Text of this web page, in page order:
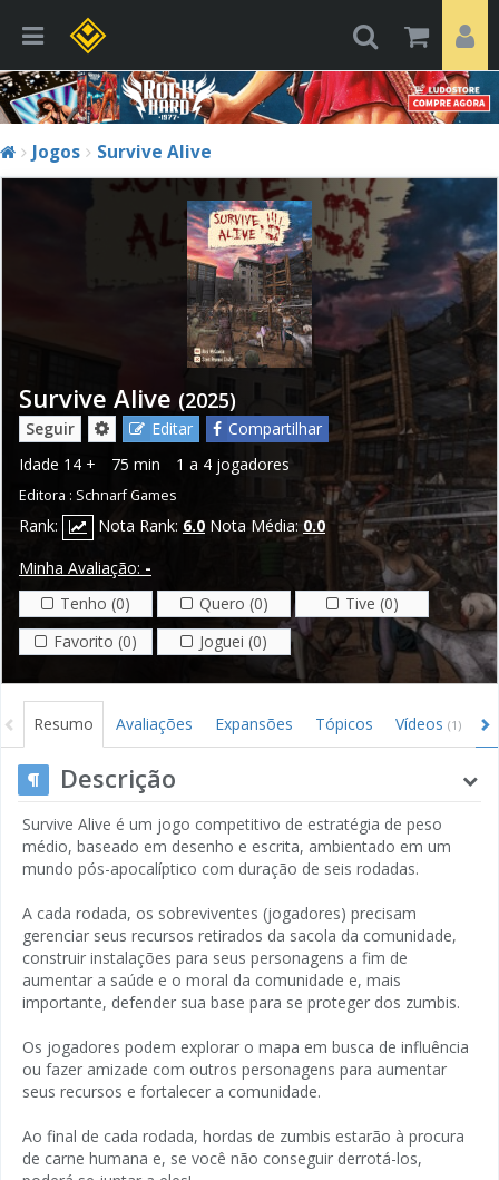
Jogos Survive Alive
Survive Alive (2025)
Seguir Editar
Compartilhar
Idade 14 + 75 min 1 a 4 jogadores
Editora : Schnarf Games
Rank: Nota Rank: 6.0 Nota Média:0.0
Minha Avaliação: -
Tenho (0)
Quero (0)
Tive (0)
Favorito (0)
Joguei (0)
Resumo Avaliações Expansões Tópicos Vídeos (1)
Descrição
Survive Alive é um jogo competitivo de estratégia de peso
médio, baseado em desenho e escrita, ambientado em um
mundo pós-apocalíptico com duração de seis rodadas.
A cada rodada, os sobreviventes (jogadores) precisam
gerenciar seus recursos retirados da sacola da comunidade,
construir instalações para seus personagens a fim de
aumentar a saúde e o moral da comunidade e, mais
importante, defender sua base para se proteger dos zumbis.
Os jogadores podem explorar o mapa em busca de influência
ou fazer amizade com outros personagens para aumentar
seus recursos e fortalecer a comunidade.
Ao final de cada rodada, hordas de zumbis estarão à procura
de carne humana e, se você não conseguir derrotá-los,